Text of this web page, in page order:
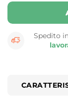
Spedito